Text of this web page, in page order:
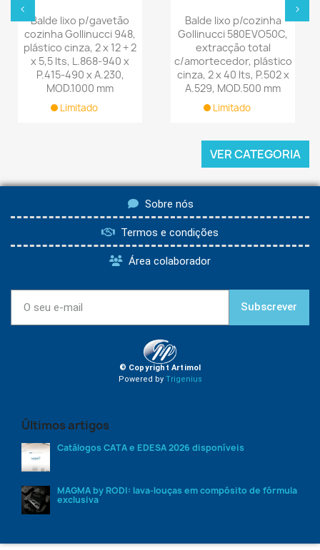
Balde lixo p/gavetão
cozinha Gollinucci 948,
plástico cinza, 2 x 12 + 2
x 5,5 lts, L.868-940 x
P.415-490 x A.230,
MOD.1000 mm
Limitado
Balde lixo p/cozinha
Gollinucci 580EVO50C,
extracção total
c/amortecedor, plástico
cinza, 2 x 40 lts, P.502 x
A.529, MOD.500 mm
Limitado
‹ ›
VER CATEGORIA
Sobre nós
Termos e condições
Área colaborador
Subscrever
© Copyright Artimol
Powered by Trigenius
Últimos artigos
Catálogos CATA e EDESA 2026 disponíveis
MAGMA by RODI: lava-louças em compósito de fórmula
exclusiva